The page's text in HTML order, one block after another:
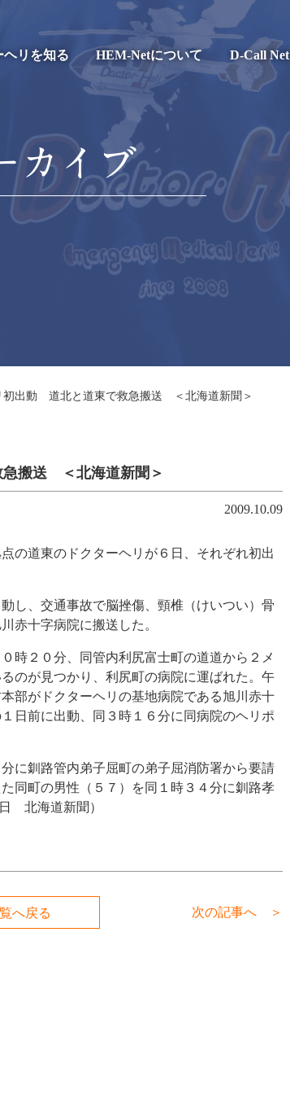
ヘリを知る HEM-Netについて D-Call Net
カイブ
初出動 道北と道東で救急搬送 ＜北海道新聞＞
急搬送 ＜北海道新聞＞
2009.10.09
の道東のドクターヘリが６日、それぞれ初出
し、交通事故で脳挫傷、頸椎（けいつい）骨
赤十字病院に搬送した。
時２０分、同管内利尻富士町の道道から２メ
のが見つかり、利尻町の病院に運ばれた。午
部がドクターヘリの基地病院である旭川赤十
日前に出動、同３時１６分に同病院のヘリポ
に釧路管内弟子屈町の弟子屈消防署から要請
同町の男性（５７）を同１時３４分に釧路孝
北海道新聞）
へ戻る 次の記事へ ＞